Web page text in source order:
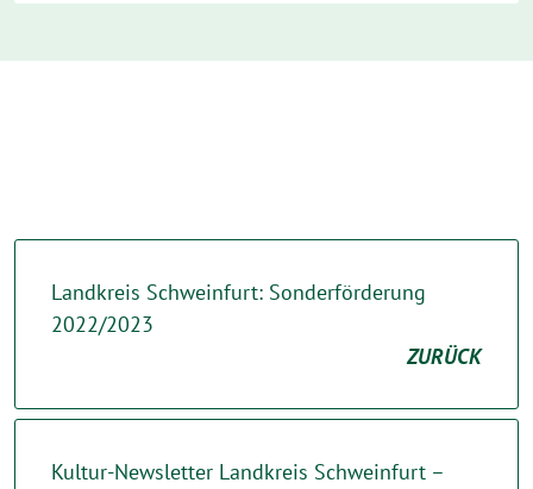
Landkreis Schweinfurt: Sonderförderung
2022/2023
ZURÜCK
Kultur-Newsletter Landkreis Schweinfurt –